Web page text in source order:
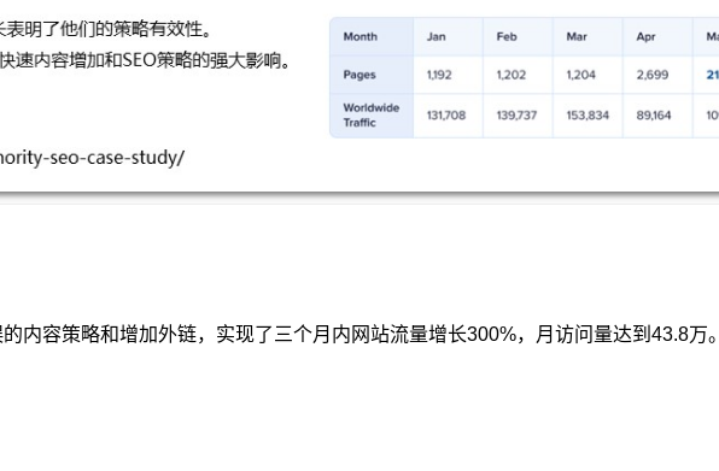
内容策略和增加外链，实现了三个月内网站流量增长300%，月访问量达到43.8万。